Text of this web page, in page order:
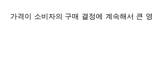
가격이 소비자의 구매 결정에 계속해서 큰 영